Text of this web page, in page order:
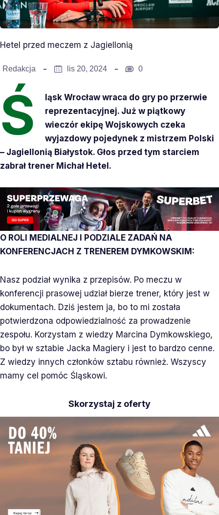
Hetel przed meczem z Jagiellonią
Redakcja lis 20, 2024 0
Ś
ląsk Wrocław wraca do gry po przerwie
reprezentacyjnej. Już w piątkowy
wieczór ekipę Wojskowych czeka
wyjazdowy pojedynek z mistrzem Polski
– Jagiellonią Białystok. Głos przed tym starciem
zabrał trener Michał Hetel.
O ROLI MEDIALNEJ I PODZIALE ZADAŃ NA
KONFERENCJACH Z TRENEREM DYMKOWSKIM:
Nasz podział wynika z przepisów. Po meczu w
konferencji prasowej udział bierze trener, który jest w
dokumentach. Dziś jestem ja, bo to mi została
potwierdzona odpowiedzialność za prowadzenie
zespołu. Korzystam z wiedzy Marcina Dymkowskiego,
bo był w sztabie Jacka Magiery i jest to bardzo cenne.
Z wiedzy innych członków sztabu również. Wszyscy
mamy cel pomóc Śląskowi.
Skorzystaj z oferty